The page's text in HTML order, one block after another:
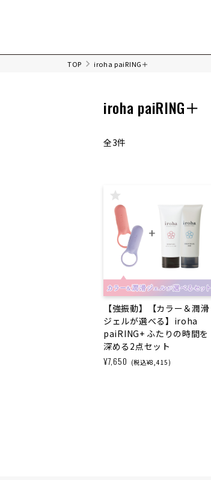
TOP iroha paiRING＋
iroha paiRING＋
全3件
【強振動】【カラー＆潤滑
ジェルが選べる】iroha
paiRING+ ふたりの時間を
深める2点セット
¥7,650 (税込¥8,415)